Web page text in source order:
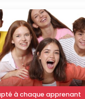
à chaque apprenant